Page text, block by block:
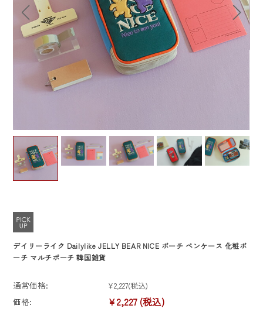
新商品
SALE
入園入学準備特集
入園入学セット
レッスンバッグ
デイリーライク Dailylike JELLY BEAR NICE ポーチ ペンケース 化粧ポ
ーチ マルチポーチ 韓国雑貨
通常価格: ¥2,227(税込)
価格: ¥2,227 (税込)